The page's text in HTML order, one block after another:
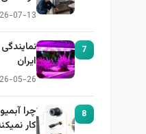
07-13
7
ایران
05-26
8
چرا
کار